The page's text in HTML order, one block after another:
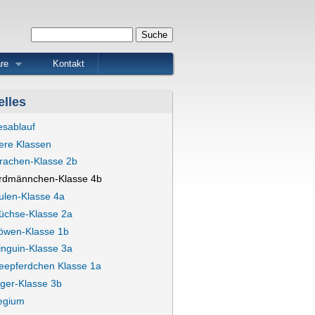
Suchformular
Kontakt
Klassen
Klasse 2b
Klasse 4b
Klasse 4a
Klasse 2a
Klasse 1b
Klasse 3a
Klasse 1a
Klasse 3b